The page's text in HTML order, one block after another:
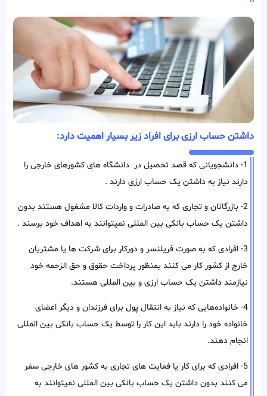
داشتن حساب ارزی برای افراد زیر بسیار اهمیت دارد:
1- دانشجویانی که قصد تحصیل در دانشگاه های کشورهای خارجی را
دارند نیاز به داشتن یک حساب ارزی دارند .
2- بازرگانان و تجاری که به صادرات و واردات کالا مشغول هستند بدون
داشتن یک حساب بانکی بین المللی نمیتوانند به اهداف خود برسند .
3- افرادی که به صورت فریلنسر و دورکار برای شرکت ها یا مشتریان
خارج از کشور کار می کنند بمنظور پرداخت حقوق و حق الزحمه خود
نیازمند داشتن یک حساب ارزی و بین المللی هستند.
4- خانواده‌هایی که نیاز به انتقال پول برای فرزندان و دیگر اعضای
خانواده خود را دارند باید این کار را توسط یک حساب بانکی بین المللی
انجام دهند.
5- افرادی که برای کار یا فعایت های تجاری به کشور های خارجی سفر
می کنند بدون داشتن یک حساب بانکی بین المللی نمیتوانند به